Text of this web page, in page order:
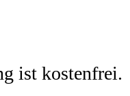
ist kostenfrei.